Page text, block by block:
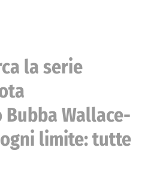
la serie
Wallace-
limite: tutte